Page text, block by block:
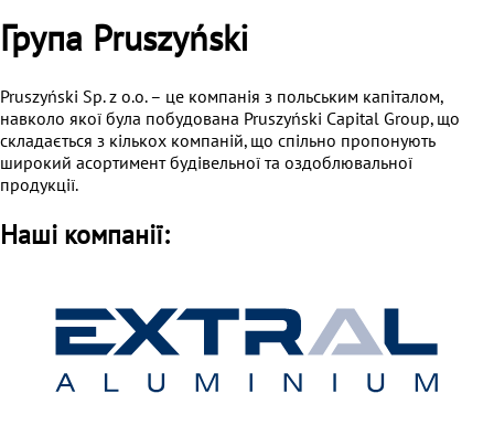
Група Pruszyński
Pruszyński Sp. z o.o. – це компанія з польським капіталом,
навколо якої була побудована Pruszyński Capital Group, що
складається з кількох компаній, що спільно пропонують
широкий асортимент будівельної та оздоблювальної
продукції.
Наші компанії: